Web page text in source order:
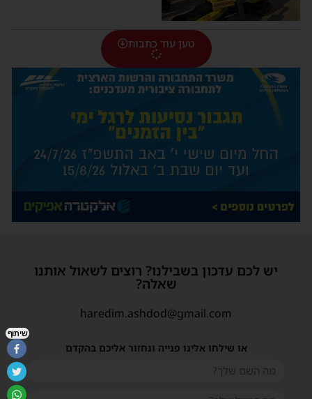
טען עוד כתבות
יש לכם עדכון בשבילנו? רוצים לשאול אותנו
שאלה?
haredim.ashdod@gmail.com
או שילחו אלינו פנייה ונחזור אליכם בהקדם
שיתוף